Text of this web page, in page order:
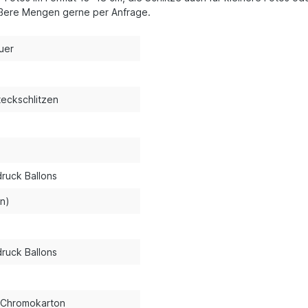
Mengen gerne per Anfrage.
Ballons
Ballons